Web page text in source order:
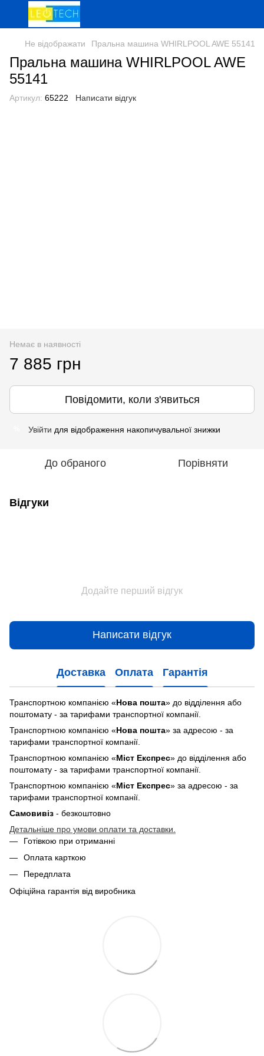
Не відображати Пральна машина WHIRLPOOL AWE 55141
Пральна машина WHIRLPOOL AWE
55141
Артикул: 65222 Написати відгук
Немає в наявності
7 885 грн
Повідомити, коли з'явиться
Увійти для відображення накопичувальної знижки
До обраного Порівняти
Відгуки
Додайте перший відгук
Написати відгук
Доставка Оплата Гарантія
Транспортною компанією «Нова пошта» до відділення або
поштомату - за тарифами транспортної компанії.
Транспортною компанією «Нова пошта» за адресою - за
тарифами транспортної компанії.
Транспортною компанією «Міст Експрес» до відділення або
поштомату - за тарифами транспортної компанії.
Транспортною компанією «Міст Експрес» за адресою - за
тарифами транспортної компанії.
Самовивіз - безкоштовно
Детальніше про умови оплати та доставки.
Готівкою при отриманні
Оплата карткою
Передплата
Офіційна гарантія від виробника